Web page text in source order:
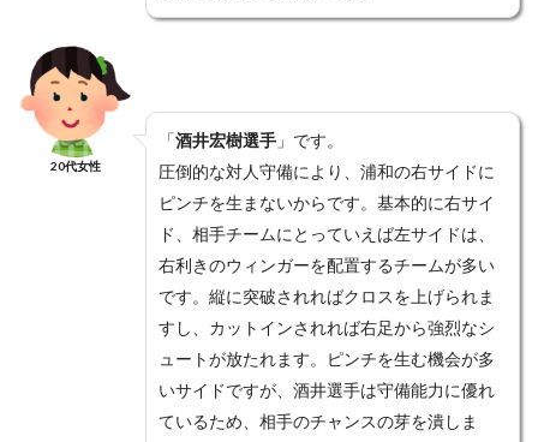
20代女性
「酒井宏樹選手 」です。
圧倒的な対人守備により、浦和の右サイドに
ピンチを生まないからです。基本的に右サイ
ド、相手チームにとっていえば左サイドは、
右利きのウィンガーを配置するチームが多い
です。縦に突破されればクロスを上げられま
すし、カットインされれば右足から強烈なシ
ュートが放たれます。ピンチを生む機会が多
いサイドですが、酒井選手は守備能力に優れ
ているため、相手のチャンスの芽を潰しま